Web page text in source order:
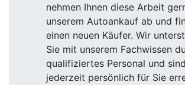
nehmen Ihnen diese Arbeit
unserem Autoankauf ab und
einen neuen Käufer. Wir
Sie mit unserem Fachwissen
qualifiziertes Personal und sind
jederzeit persönlich für Sie